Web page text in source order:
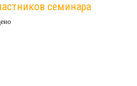
семинара